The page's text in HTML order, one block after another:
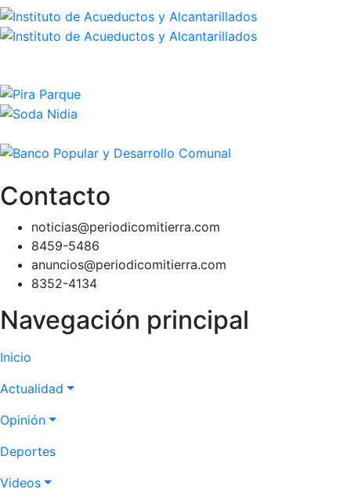
Contacto
noticias@periodicomitierra.com
8459-5486
anuncios@periodicomitierra.com
8352-4134
Navegación principal
Inicio
Actualidad
Opinión
Deportes
Videos